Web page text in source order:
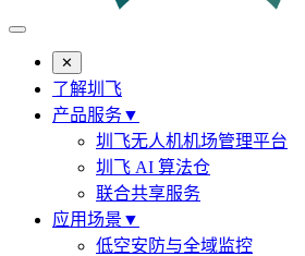
✕
了解圳飞
产品服务▼
圳飞无人机机场管理平台
圳飞 AI 算法仓
联合共享服务
应用场景 ▼
低空安防与全域监控